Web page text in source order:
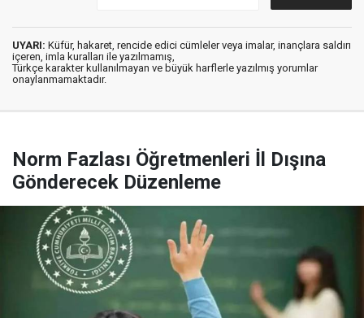
UYARI: Küfür, hakaret, rencide edici cümleler veya imalar, inançlara saldırı
içeren, imla kuralları ile yazılmamış,
Türkçe karakter kullanılmayan ve büyük harflerle yazılmış yorumlar
onaylanmamaktadır.
Norm Fazlası Öğretmenleri İl Dışına
Gönderecek Düzenleme